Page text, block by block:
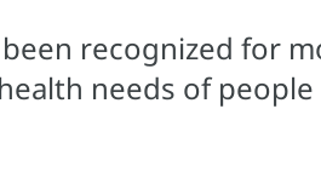
recognized for
needs of people